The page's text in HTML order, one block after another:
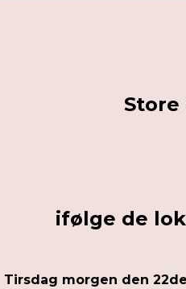
Store
ifølge de
Tirsdag morgen den